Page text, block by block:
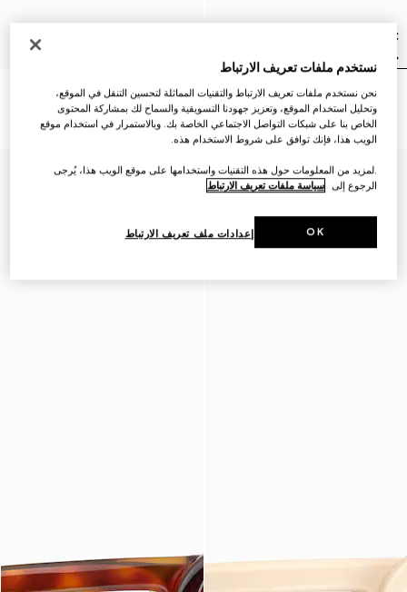
مشبك شعر بشعار G المزدوج
مشبك شعر بشعار G المزدوج
€ 415
نستخدم ملفات تعريف الارتباط
نحن نستخدم ملفات تعريف الارتباط والتقنيات المماثلة لتحسين التنقل في الموقع،
وتحليل استخدام الموقع، وتعزيز جهودنا التسويقية والسماح لك بمشاركة المحتوى
الخاص بنا على شبكات التواصل الاجتماعي الخاصة بك. وبالاستمرار في استخدام موقع
الويب هذا، فإنك توافق على شروط الاستخدام هذه.
.لمزيد من المعلومات حول هذه التقنيات واستخدامها على موقع الويب هذا، يُرجى
الرجوع إلى سياسة ملفات تعريف الارتباط
إعدادات ملف تعريف الارتباط OK